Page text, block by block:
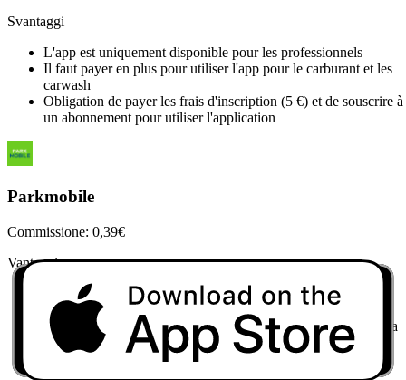
Svantaggi
L'app est uniquement disponible pour les professionnels
Il faut payer en plus pour utiliser l'app pour le carburant et les
carwash
Obligation de payer les frais d'inscription (5 €) et de souscrire à
un abonnement pour utiliser l'application
Parkmobile
Commissione: 0,39€
Vantaggi
Possibilité de payer son stationnement dans certains parking
publics
Choix de la zone de stationnement en choisissant le code de la
zone ou en cliquant sur la carte
Possibilité d'ajouter certaines zones en favoris